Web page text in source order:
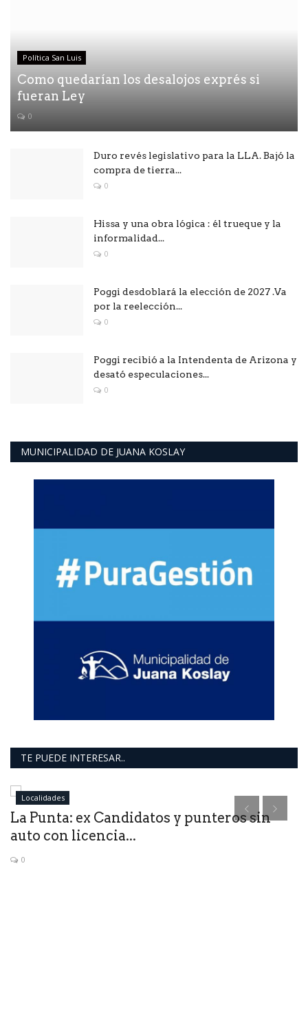
Política San Luis
Como quedarían los desalojos exprés si
fueran Ley
0
Duro revés legislativo para la LLA. Bajó la
compra de tierra...
0
Hissa y una obra lógica : él trueque y la
informalidad...
0
Poggi desdoblará la elección de 2027 .Va
por la reelección...
0
Poggi recibió a la Intendenta de Arizona y
desató especulaciones...
0
MUNICIPALIDAD DE JUANA KOSLAY
TE PUEDE INTERESAR..
Localidades
La Punta: ex Candidatos y punteros sin
auto con licencia...
0